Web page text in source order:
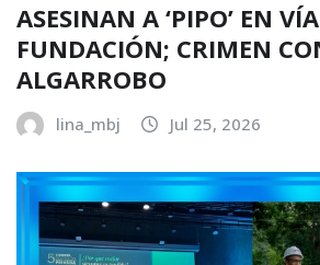
ASESINAN A ‘PIPO’ EN
FUNDACIÓN; CRIMEN
ALGARROBO
lina_mbj Jul 25, 2026